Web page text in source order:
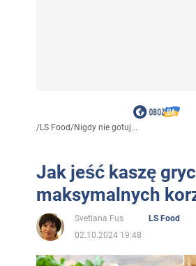
/LS Food/Nigdy nie gotuj...
Jak jeść kaszę
maksymalnych
Svetlana Fus
LS Food
02.10.2024 19:48